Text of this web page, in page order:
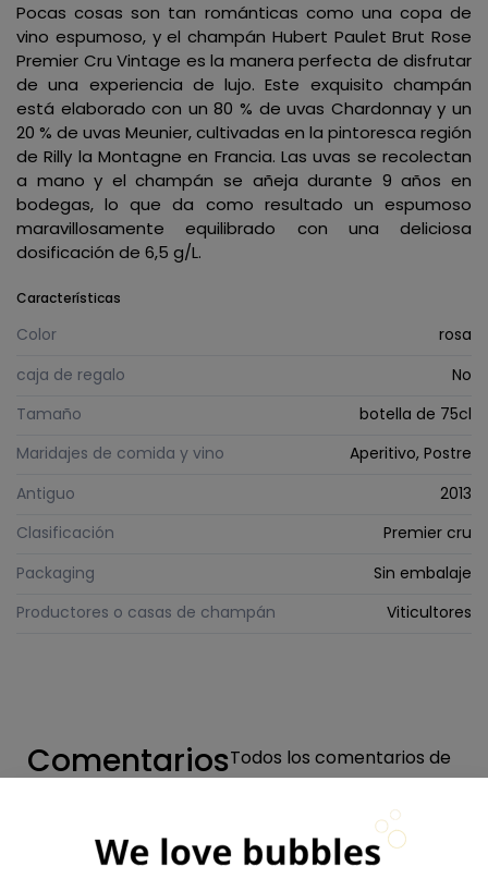
Pocas cosas son tan románticas como una copa de
vino espumoso, y el champán Hubert Paulet Brut Rose
Premier Cru Vintage es la manera perfecta de disfrutar
de una experiencia de lujo. Este exquisito champán
está elaborado con un 80 % de uvas Chardonnay y un
20 % de uvas Meunier, cultivadas en la pintoresca región
de Rilly la Montagne en Francia. Las uvas se recolectan
a mano y el champán se añeja durante 9 años en
bodegas, lo que da como resultado un espumoso
maravillosamente equilibrado con una deliciosa
dosificación de 6,5 g/L.
Características
Color
rosa
caja de regalo
No
Tamaño
botella de 75cl
Maridajes de comida y vino
Aperitivo, Postre
Antiguo
2013
Clasificación
Premier cru
Packaging
Sin embalaje
Productores o casas de champán
Viticultores
ComentariosTodos los comentarios de
Valoraciones